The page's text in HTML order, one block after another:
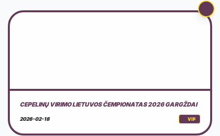
CEPELINŲ VIRIMO LIETUVOS ČEMPIONATAS 2026 GARGŽDAI
2026-02-18 VIP